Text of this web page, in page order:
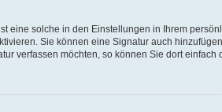
eine solche in den Einstellungen in Ihrem
Sie können eine Signatur auch
verfassen möchten, so können Sie dort